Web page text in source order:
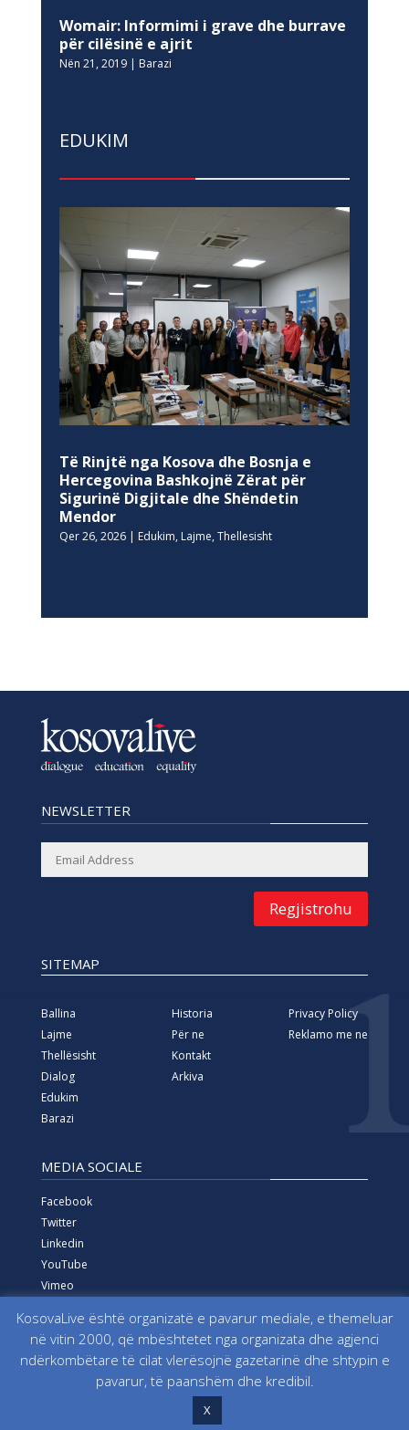
Womair: Informimi i grave dhe burrave
për cilësinë e ajrit
Nën 21, 2019| Barazi
EDUKIM
Të Rinjtë nga Kosova dhe Bosnja e
Hercegovina Bashkojnë Zërat për
Sigurinë Digjitale dhe Shëndetin
Mendor
Qer 26, 2026| Edukim, Lajme, Thellesisht
NEWSLETTER
Regjistrohu
SITEMAP
Ballina
Lajme
Thellësisht
Dialog
Edukim
Barazi
Historia
Për ne
Kontakt
Arkiva
Privacy Policy
Reklamo me ne
MEDIA SOCIALE
Facebook
Twitter
Linkedin
YouTube
Vimeo
Të gjitha të drejtat e rezervuara që nga viti 2000 Fondacioni
për Informim, Media, Dialog dhe Edukim KosovaLive
(KosovaLive/KIMDE), më parë Agjencia e Lajmeve Kosova Live
KosovaLive është organizatë e pavarur mediale, e themeluar
në vitin 2000, që mbështetet nga organizata dhe agjenci
ndërkombëtare të cilat vlerësojnë gazetarinë dhe shtypin e
pavarur, të paanshëm dhe kredibil.
X